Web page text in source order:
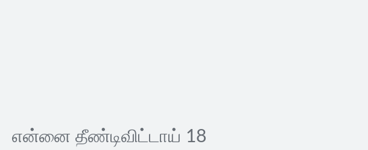
என்னை தீண்டிவிட்டாய் 18